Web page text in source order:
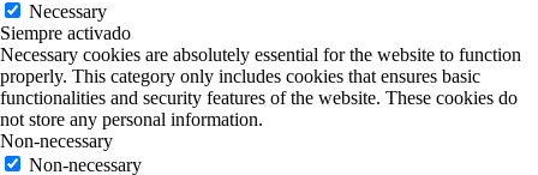
Necessary
Siempre activado
Necessary cookies are absolutely essential for the website to function
properly. This category only includes cookies that ensures basic
functionalities and security features of the website. These cookies do
not store any personal information.
Non-necessary
Non-necessary